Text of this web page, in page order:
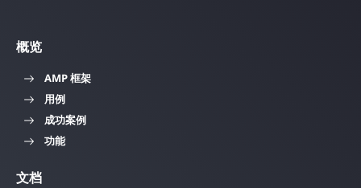
概览
AMP 框架
用例
成功案例
功能
文档